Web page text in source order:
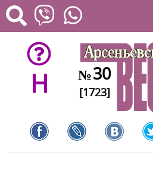
H №30
[1723]